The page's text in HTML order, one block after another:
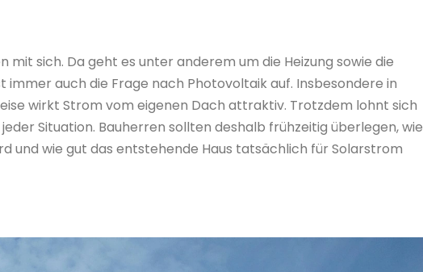
mit sich. Da geht es unter anderem um die Heizung sowie die
auch die Frage nach Photovoltaik auf. Insbesondere in
wirkt Strom vom eigenen Dach attraktiv. Trotzdem lohnt sich
Situation. Bauherren sollten deshalb frühzeitig überlegen, wie
und wie gut das entstehende Haus tatsächlich für Solarstrom